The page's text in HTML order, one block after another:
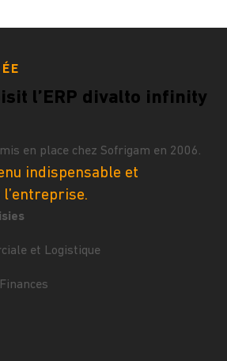
l’ERP divalto infinity
en place chez Sofrigam en 2006.
indispensable et
et Logistique